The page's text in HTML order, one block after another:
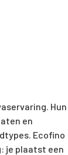
Hun
en
Ecofino
je plaatst een